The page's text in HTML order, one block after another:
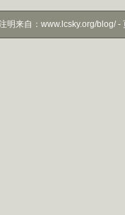
明来自：www.lcsky.org/blog/